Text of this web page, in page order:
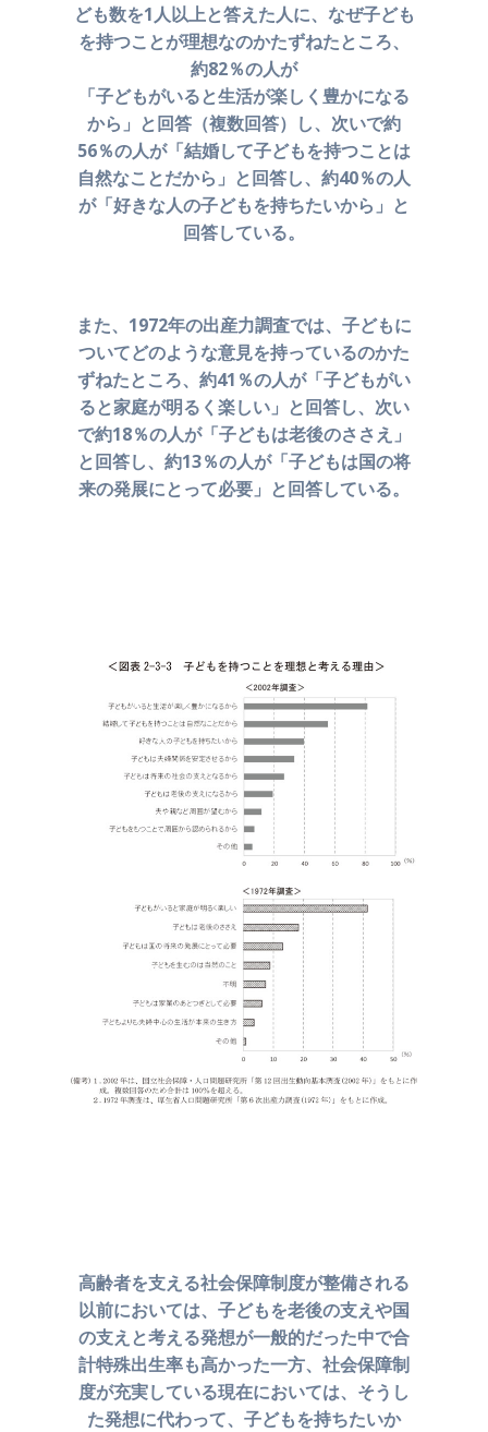
ども数を1人以上と答えた人に、なぜ子ども
を持つことが理想なのかたずねたところ、
約82％の人が
「子どもがいると生活が楽しく豊かになる
から」と回答（複数回答）し、 次いで約
56％の人が「結婚して子どもを持つことは
自然なことだから」と回答し、約40％の人
が「好きな人の子どもを持ちたいから」と
回答している。
また、1972年の出産力調査では、子どもに
ついてどのような意見を持っているのかた
ずねたところ、約41％の人が「子どもがい
ると家庭が明るく楽しい」と回答し、 次い
で約18％の人が「子どもは老後のささえ」
と回答し、 約13％の人が「子どもは国の将
来の発展にとって必要」と回答している。
高齢者を支える社会保障制度が整備される
以前においては、 子どもを老後の支えや国
の支えと考える発想が一般的だった中で合
計特殊出生率も高かった一方、社会保障制
度が充実している現在においては、そうし
た発想に代わって、子どもを持ちたいか